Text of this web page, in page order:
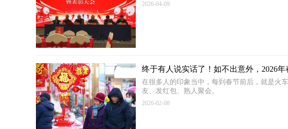
2026-04-09
终于有人说实话了！如不出意外，2026
在很多人的印象当中，每到春节前后，就是火
友、发红包、熟人聚会。
2026-02-08